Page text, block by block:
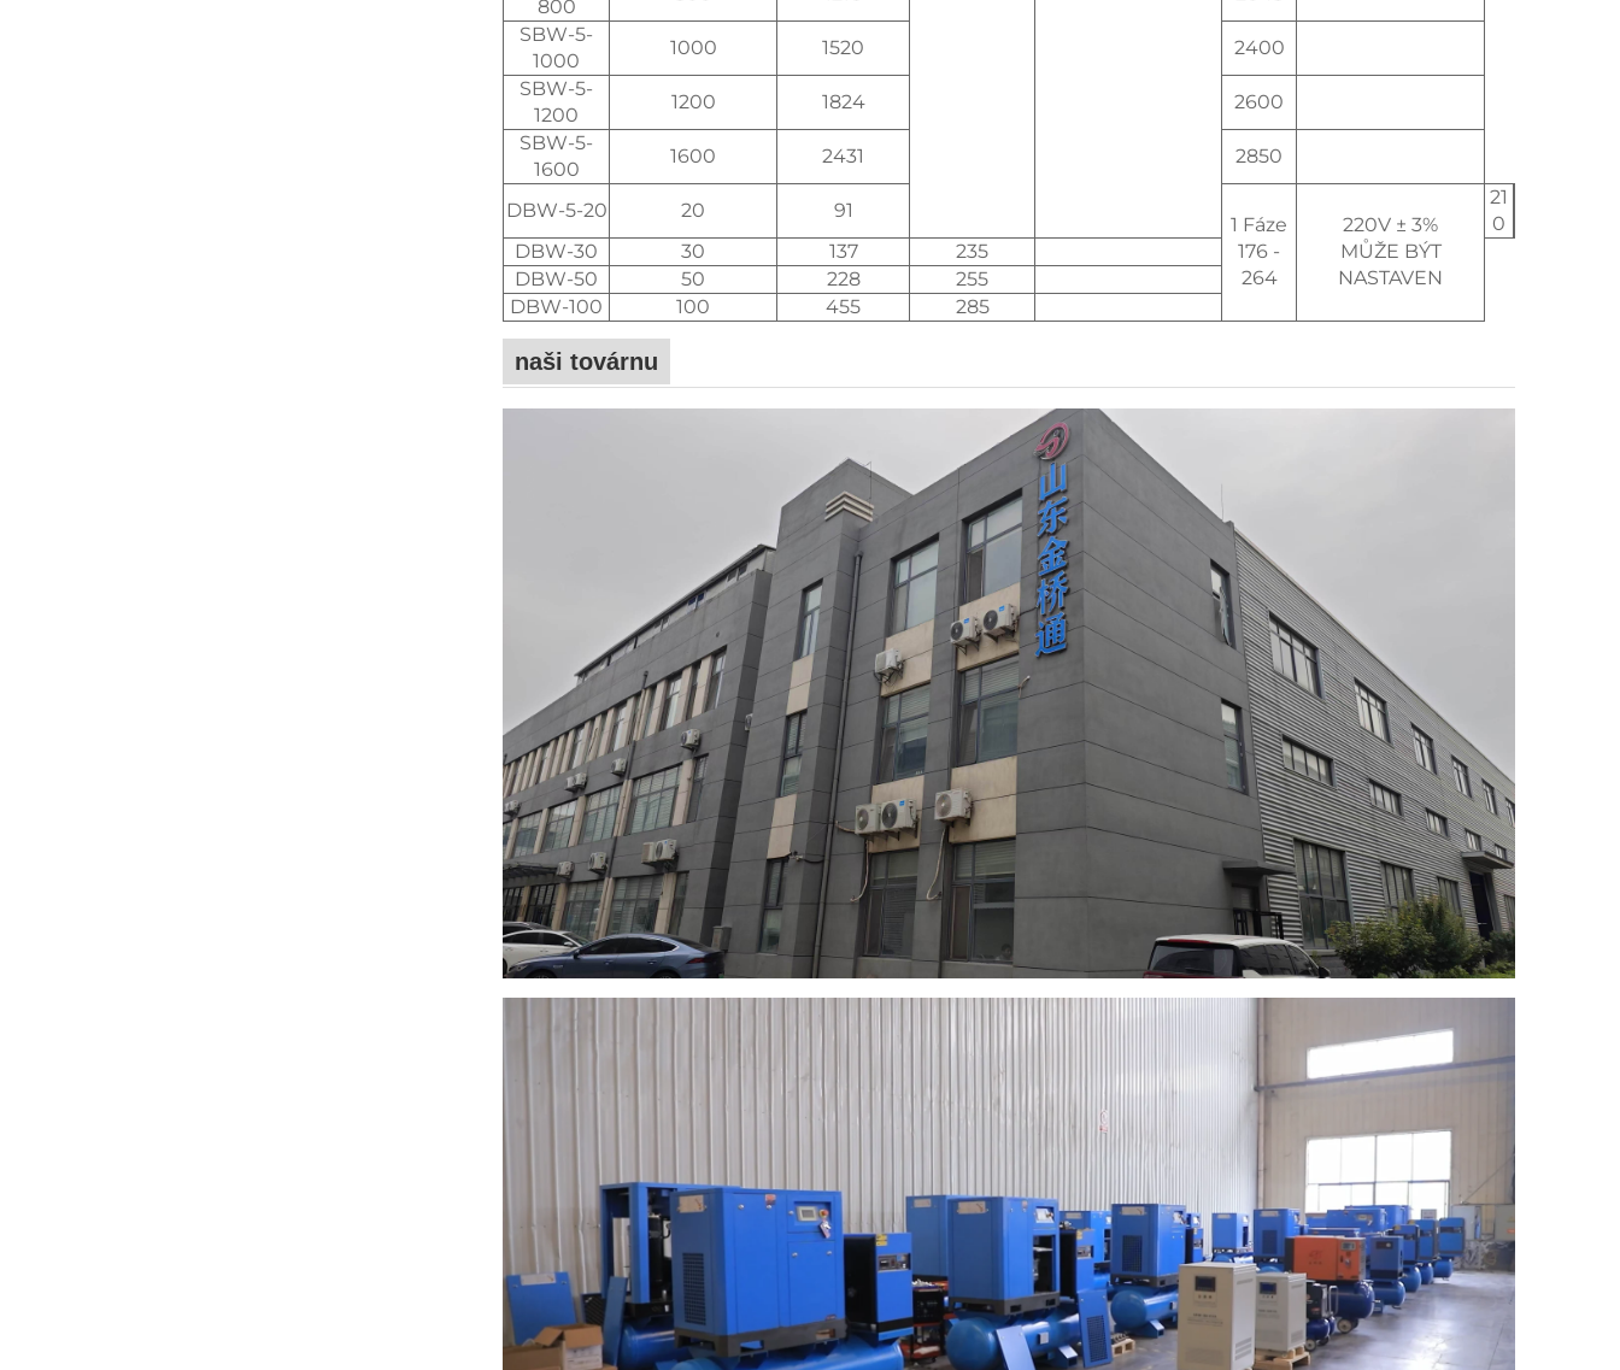
800
SBW-5-
1000
1000 1520
2400
SBW-5-
1200
1200 1824
2600
SBW-5-
1600
1600 2431 2850
DBW-5-20 20 91
1 Fáze
176 -
264
220V ± 3%
MŮŽE BÝT
NASTAVEN
21
0
DBW-30
30 137
235
DBW-50
50 228
255
DBW-100
100 455 285
naši továrnu